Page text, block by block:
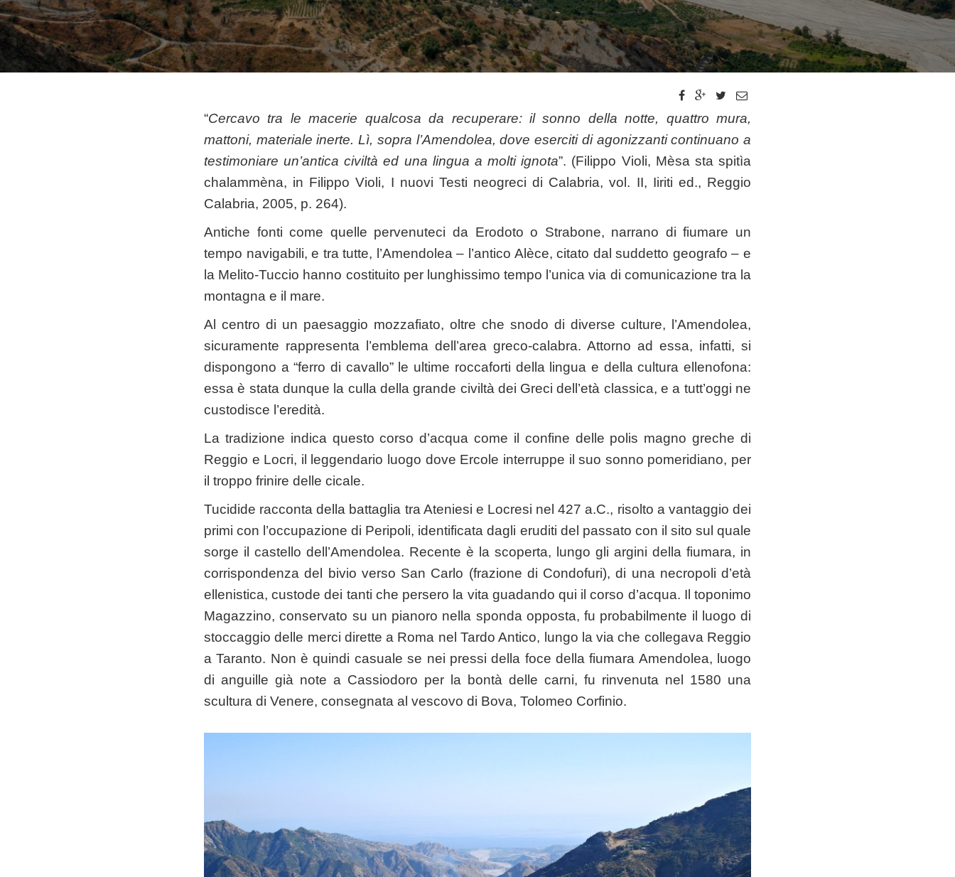
“Cercavo tra le macerie qualcosa da recuperare: il sonno della notte, quattro mura,
mattoni, materiale inerte. Lì, sopra l’Amendolea, dove eserciti di agonizzanti continuano a
testimoniare un’antica civiltà ed una lingua a molti ignota”. (Filippo Violi, Mèsa sta spitìa
chalammèna, in Filippo Violi, I nuovi Testi neogreci di Calabria, vol. II, Iiriti ed., Reggio
Calabria, 2005, p. 264).
Antiche fonti come quelle pervenuteci da Erodoto o Strabone, narrano di fiumare un
tempo navigabili, e tra tutte, l’Amendolea – l’antico Alèce, citato dal suddetto geografo – e
la Melito-Tuccio hanno costituito per lunghissimo tempo l’unica via di comunicazione tra la
montagna e il mare.
Al centro di un paesaggio mozzafiato, oltre che snodo di diverse culture, l’Amendolea,
sicuramente rappresenta l’emblema dell’area greco-calabra. Attorno ad essa, infatti, si
dispongono a “ferro di cavallo” le ultime roccaforti della lingua e della cultura ellenofona:
essa è stata dunque la culla della grande civiltà dei Greci dell’età classica, e a tutt’oggi ne
custodisce l’eredità.
La tradizione indica questo corso d’acqua come il confine delle polis magno greche di
Reggio e Locri, il leggendario luogo dove Ercole interruppe il suo sonno pomeridiano, per
il troppo frinire delle cicale.
Tucidide racconta della battaglia tra Ateniesi e Locresi nel 427 a.C., risolto a vantaggio dei
primi con l’occupazione di Peripoli, identificata dagli eruditi del passato con il sito sul quale
sorge il castello dell’Amendolea. Recente è la scoperta, lungo gli argini della fiumara, in
corrispondenza del bivio verso San Carlo (frazione di Condofuri), di una necropoli d’età
ellenistica, custode dei tanti che persero la vita guadando qui il corso d’acqua. Il toponimo
Magazzino, conservato su un pianoro nella sponda opposta, fu probabilmente il luogo di
stoccaggio delle merci dirette a Roma nel Tardo Antico, lungo la via che collegava Reggio
a Taranto. Non è quindi casuale se nei pressi della foce della fiumara Amendolea, luogo
di anguille già note a Cassiodoro per la bontà delle carni, fu rinvenuta nel 1580 una
scultura di Venere, consegnata al vescovo di Bova, Tolomeo Corfinio.